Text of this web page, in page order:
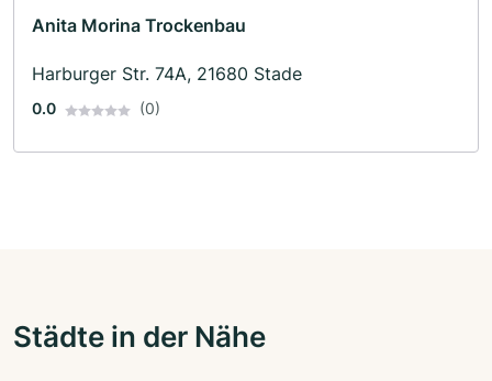
Anita Morina Trockenbau
Harburger Str. 74A, 21680 Stade
0.0 (0)
Städte in der Nähe